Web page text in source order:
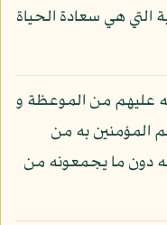
التي هي سعادة الحياة
عليهم من الموعظة و
المؤمنين به من
دون ما يجمعونه من